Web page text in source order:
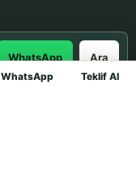
WhatsApp Teklif Al
WhatsApp Ara